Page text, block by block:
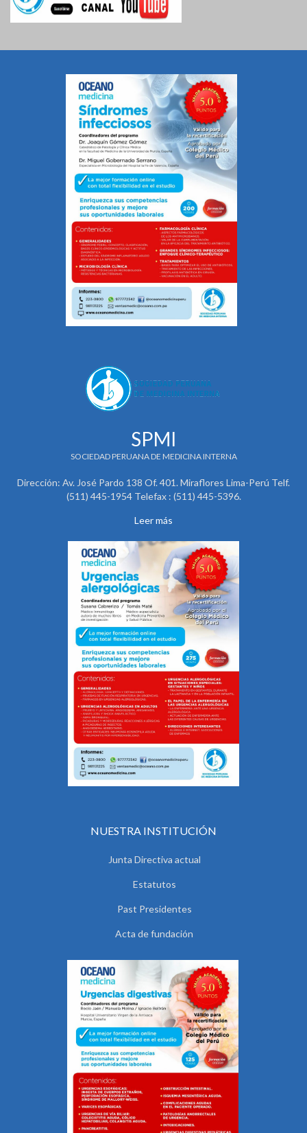
SPMI
SOCIEDAD PERUANA DE MEDICINA INTERNA
Dirección: Av. José Pardo 138 Of. 401. Miraflores Lima-Perú Telf.
(511) 445-1954 Telefax : (511) 445-5396.
Leer más
NUESTRA INSTITUCIÓN
Junta Directiva actual
Estatutos
Past Presidentes
Acta de fundación